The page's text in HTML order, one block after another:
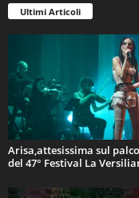
Ultimi Articoli
Arisa,attesissima sul palco
del 47° Festival La